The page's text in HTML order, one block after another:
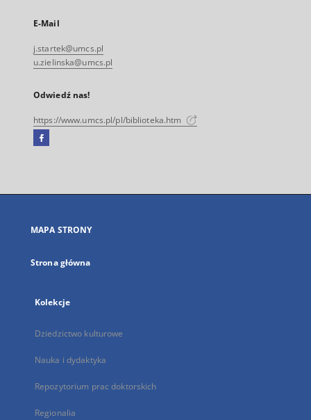
E-Mail
j.startek@umcs.pl
u.zielinska@umcs.pl
Odwiedź nas!
https://www.umcs.pl/pl/biblioteka.htm
Facebook
się
karcie
MAPA STRONY
Strona główna
Kolekcje
Dziedzictwo kulturowe
Nauka i dydaktyka
Repozytorium prac doktorskich
Regionalia